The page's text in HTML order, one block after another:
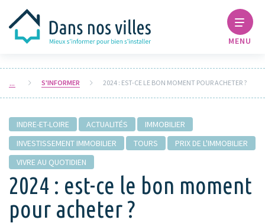
MENU
S'INFORMER 2024 : EST-CE LE BON MOMENT POUR ACHETER ?
INDRE-ET-LOIRE ACTUALITÉS
IMMOBILIER
INVESTISSEMENT IMMOBILIER
TOURS
PRIX DE L'IMMOBILIER
VIVRE AU QUOTIDIEN
2024 : est-ce le bon moment
pour acheter ?